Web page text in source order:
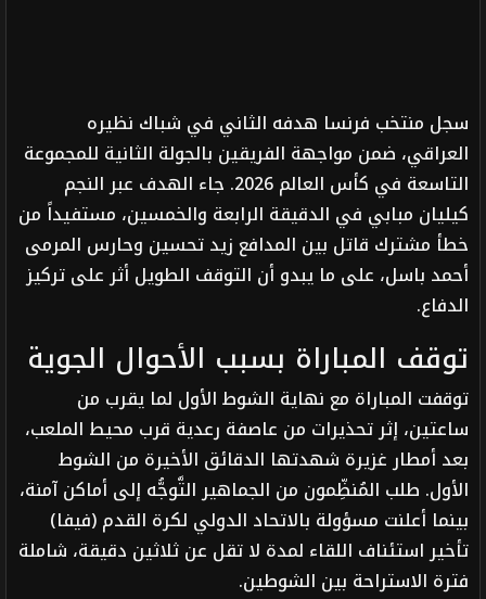
سجل منتخب فرنسا هدفه الثاني في شباك نظيره
العراقي، ضمن مواجهة الفريقين بالجولة الثانية للمجموعة
التاسعة في كأس العالم 2026. جاء الهدف عبر النجم
كيليان مبابي في الدقيقة الرابعة والخمسين، مستفيداً من
خطأ مشترك قاتل بين المدافع زيد تحسين وحارس المرمى
أحمد باسل، على ما يبدو أن التوقف الطويل أثر على تركيز
الدفاع.
توقف المباراة بسبب الأحوال الجوية
توقفت المباراة مع نهاية الشوط الأول لما يقرب من
ساعتين، إثر تحذيرات من عاصفة رعدية قرب محيط الملعب،
بعد أمطار غزيرة شهدتها الدقائق الأخيرة من الشوط
الأول. طلب المُنظِّمون من الجماهير التَّوجُّه إلى أماكن آمنة،
بينما أعلنت مسؤولة بالاتحاد الدولي لكرة القدم (فيفا)
تأخير استئناف اللقاء لمدة لا تقل عن ثلاثين دقيقة، شاملة
فترة الاستراحة بين الشوطين.